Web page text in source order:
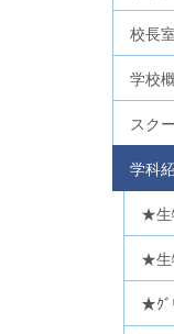
校長
学校
スク
学科
★生
★生
★ｸﾞ